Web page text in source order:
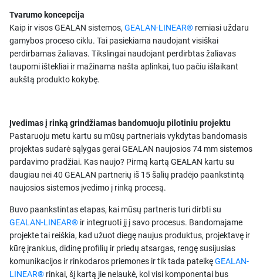
Tvarumo koncepcija
Kaip ir visos GEALAN sistemos, GEALAN-LINEAR® remiasi uždaru
gamybos proceso ciklu. Tai pasiekiama naudojant visiškai
perdirbamas žaliavas. Tikslingai naudojant perdirbtas žaliavas
taupomi ištekliai ir mažinama našta aplinkai, tuo pačiu išlaikant
aukštą produkto kokybę.
Įvedimas į rinką grindžiamas bandomuoju pilotiniu projektu
Pastaruoju metu kartu su mūsų partneriais vykdytas bandomasis
projektas sudarė sąlygas gerai GEALAN naujosios 74 mm sistemos
pardavimo pradžiai. Kas naujo? Pirmą kartą GEALAN kartu su
daugiau nei 40 GEALAN partnerių iš 15 šalių pradėjo paankstintą
naujosios sistemos įvedimo į rinką procesą.
Buvo paankstintas etapas, kai mūsų partneris turi dirbti su
GEALAN-LINEAR® ir integruoti jį į savo procesus. Bandomajame
projekte tai reiškia, kad užuot diegę naujus produktus, projektavę ir
kūrę įrankius, didinę profilių ir priedų atsargas, rengę susijusias
komunikacijos ir rinkodaros priemones ir tik tada pateikęGEALAN-
LINEAR® rinkai, šį kartą jie nelaukė, kol visi komponentai bus